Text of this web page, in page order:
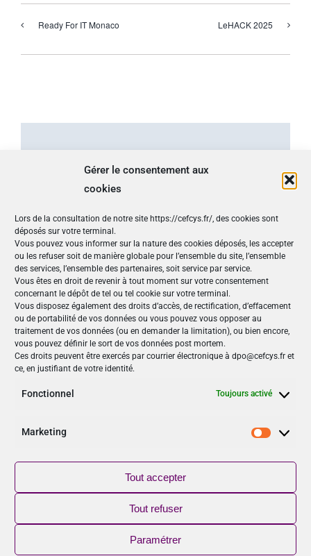
Gérer le consentement aux
cookies
Lors de la consultation de notre site https://cefcys.fr/, des cookies sont
déposés sur votre terminal.
Vous pouvez vous informer sur la nature des cookies déposés, les accepter
ou les refuser soit de manière globale pour l’ensemble du site, l’ensemble
des services, l’ensemble des partenaires, soit service par service.
Vous êtes en droit de revenir à tout moment sur votre consentement
concernant le dépôt de tel ou tel cookie sur votre terminal.
Vous disposez également des droits d’accès, de rectification, d’effacement
ou de portabilité de vos données ou vous pouvez vous opposer au
traitement de vos données (ou en demander la limitation), ou bien encore,
vous pouvez définir le sort de vos données post mortem.
Ces droits peuvent être exercés par courrier électronique à dpo@cefcys.fr et
ce, en justifiant de votre identité.
Fonctionnel Toujours activé
Marketing
Tout accepter
Tout refuser
Paramétrer
Ready For IT Monaco LeHACK 2025
Détails
Fin : 17 juin 2025 -17h00
Site : https://www.crip-asso.fr/les-universites-du-
crip-2025
Nos Publications
Articles (69)
Le Cefcys et son engagement (4)
Le Cyber Women Day (10)
Les femmes dans la cyber (19)
Les publications du Cefcys (7)
Sensibilisation (1)
NOUVEAU